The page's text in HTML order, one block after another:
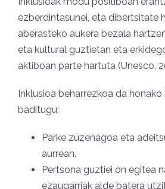
ezberdintasunei, eta dibertsitate
aberasteko aukera bezala
eta kultural guztietan eta
aktiboan parte hartuta (Unesco,
Inklusioa beharrezkoa da honako
baditugu:
Parke zuzenagoa eta
aurrean.
Pertsona guztiei on egitea
ezaugarriak alde batera